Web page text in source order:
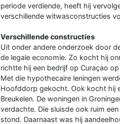
periode verdiende, heeft hij
verschillende witwasconstructies
Verschillende constructies
Uit onder andere onderzoek door
de legale economie. Zo kocht hij
richtte hij een bedrijf op Curaçao
Met die hypothecaire leningen
Hoofddorp gekocht. Ook kocht hij
Breukelen. De woningen in
verdachte. Die sluisde ook ruim
stond. Daarnaast was hij